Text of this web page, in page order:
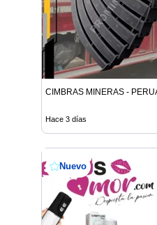
CIMBRAS MINERAS -
Hace 3 días
Nuevo